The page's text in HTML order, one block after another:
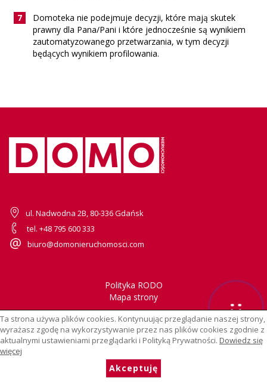
Domoteka nie podejmuje decyzji, które mają skutek
prawny dla Pana/Pani i które jednocześnie są wynikiem
zautomatyzowanego przetwarzania, w tym decyzji
będących wynikiem profilowania.
ul. Nadwodna 2B, 80-336 Gdańsk
tel. +48 795 600 333
biuro@domonieruchomosci.com
Polityka RODO
Mapa strony
nieruchomości -asaricrm.com
Ta strona używa plików cookies. Kontynuując przeglądanie naszej strony,
wyrażasz zgodę na wykorzystywanie przez nas plików cookies zgodnie z
aktualnymi ustawieniami przeglądarki i Polityką Prywatności. Dowiedz się
więcej
Akceptuję